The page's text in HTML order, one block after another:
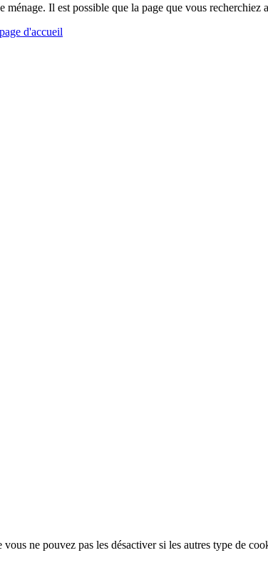
Il est possible que la page que vous recherchiez
page d'accueil
ne pouvez pas les désactiver si les autres type de